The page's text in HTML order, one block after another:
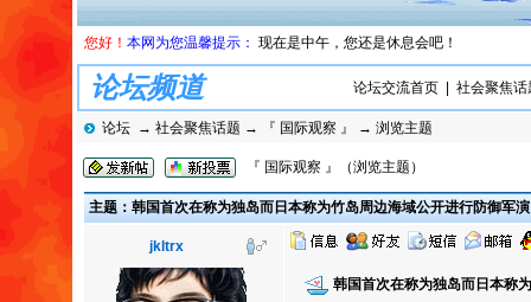
您好！ 本网为您温馨提示： 现在是中午，您还是休息会吧！
论坛频道 论坛交流首页| 社会聚焦话
论坛 → 社会聚焦话题 → 『 国际观察 』 → 浏览主题
『 国际观察 』（浏览主题）
主题：韩国首次在称为独岛而日本称为竹岛周边海域公开进行防御军演
jkltrx
韩国首次在称为独岛而日本称